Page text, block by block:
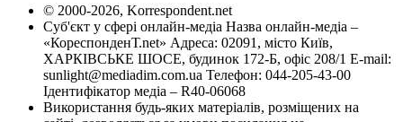
© 2000-2026, Korrespondent.net
Суб'єкт у сфері онлайн-медіа Назва онлайн-медіа –
«КореспонденТ.net» Адреса: 02091, місто Київ,
ХАРКІВСЬКЕ ШОСЕ, будинок 172-Б, офіс 208/1 E-mail:
sunlight@mediadim.com.ua Телефон: 044-205-43-00
Ідентифікатор медіа – R40-06068
Використання будь-яких матеріалів, розміщених на